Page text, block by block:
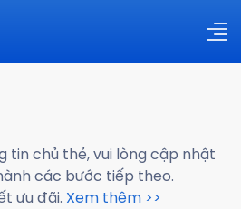
tin chủ thẻ, vui lòng cập nhật
các bước tiếp theo.
ưu đãi. Xem thêm >>